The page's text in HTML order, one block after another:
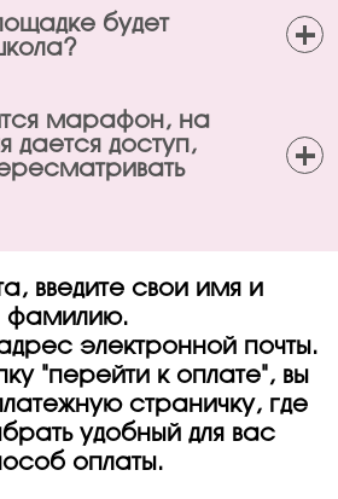
+
будет
+
марафон, на
дается доступ,
введите свои имя и
фамилию.
электронной почты.
"перейти к оплате", вы
страничку, где
удобный для вас
оплаты.